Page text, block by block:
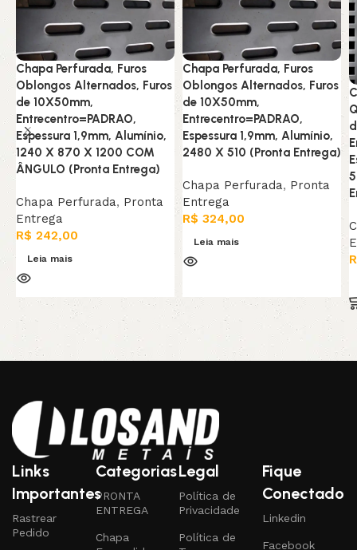
Chapa Perfurada, Furos
Oblongos Alternados, Furos
de 10X50mm,
Entrecentro=PADRAO,
Espessura 1,9mm, Alumínio,
1240 X 870 X 1200 COM
ÂNGULO (Pronta Entrega)
Chapa Perfurada, Pronta
Entrega
R$ 242,00
Leia mais
Chapa Perfurada, Furos
Oblongos Alternados, Furos
de 10X50mm,
Entrecentro=PADRAO,
Espessura 1,9mm, Alumínio,
2480 X 510 (Pronta Entrega)
Chapa Perfurada, Pronta
Entrega
R$ 324,00
Leia mais
Links
Importantes
Rastrear
Pedido
Categorias
PRONTA
ENTREGA
Chapa
Legal
Política de
Privacidade
Política de
Fique
Conectado
Linkedin
Facebook